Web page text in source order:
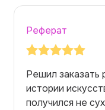
Реферат
Заказывала
на
но справилась.